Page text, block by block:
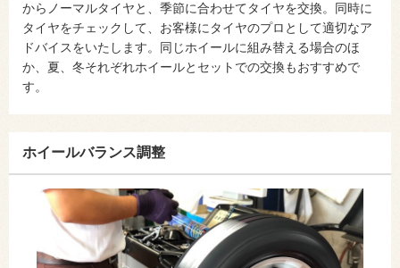
からノーマルタイヤと、季節に合わせてタイヤを交換。同時に
タイヤをチェックして、お客様にタイヤのプロとして適切なア
ドバイスをいたします。同じホイールに組み替える場合のほ
か、夏、冬それぞれホイールとセットでの交換もおすすめで
す。
ホイールバランス調整